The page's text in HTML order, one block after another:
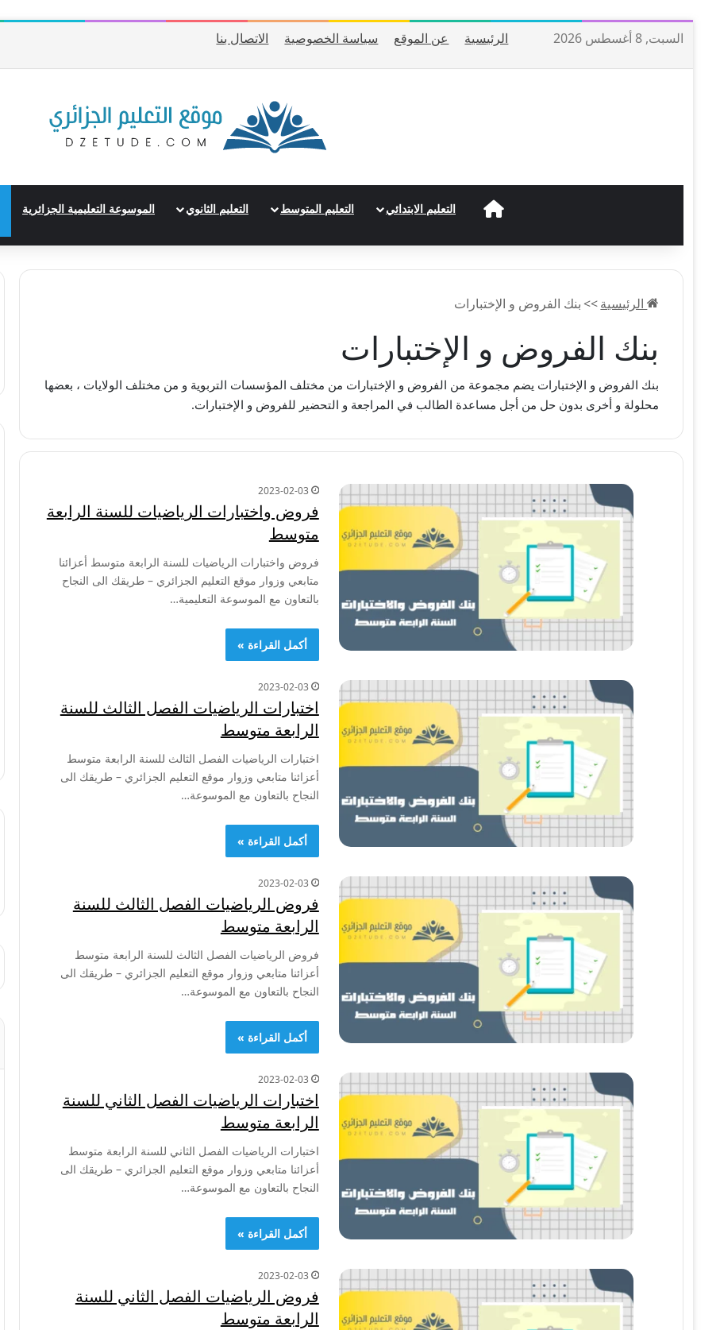
السبت, 8 أغسطس 2026 الرئيسية عن الموقع سياسة الخصوصية الاتصال بنا
الرئيسيةالتعليم الابتدائي التعليم المتوسط التعليم الثانوي الموسوعة التعليمية الجزائرية
الرئيسية>> بنك الفروض و الإختبارات
بنك الفروض و الإختبارات
بنك الفروض و الإختبارات يضم مجموعة من الفروض و الإختبارات من مختلف المؤسسات التربوية و من مختلف الولايات ، بعضها
محلولة و أخرى بدون حل من أجل مساعدة الطالب في المراجعة و التحضير للفروض و الإختبارات.
2023-02-03
فروض واختبارات الرياضيات للسنة الرابعة
متوسط
فروض واختبارات الرياضيات للسنة الرابعة متوسط أعزائنا
متابعي وزوار موقع التعليم الجزائري – طريقك الى النجاح
بالتعاون مع الموسوعة التعليمية…
أكمل القراءة »
2023-02-03
اختبارات الرياضيات الفصل الثالث للسنة
الرابعة متوسط
اختبارات الرياضيات الفصل الثالث للسنة الرابعة متوسط
أعزائنا متابعي وزوار موقع التعليم الجزائري – طريقك الى
النجاح بالتعاون مع الموسوعة…
أكمل القراءة »
2023-02-03
فروض الرياضيات الفصل الثالث للسنة
الرابعة متوسط
فروض الرياضيات الفصل الثالث للسنة الرابعة متوسط
أعزائنا متابعي وزوار موقع التعليم الجزائري – طريقك الى
النجاح بالتعاون مع الموسوعة…
أكمل القراءة »
2023-02-03
اختبارات الرياضيات الفصل الثاني للسنة
الرابعة متوسط
اختبارات الرياضيات الفصل الثاني للسنة الرابعة متوسط
أعزائنا متابعي وزوار موقع التعليم الجزائري – طريقك الى
النجاح بالتعاون مع الموسوعة…
أكمل القراءة »
2023-02-03
فروض الرياضيات الفصل الثاني للسنة
الرابعة متوسط